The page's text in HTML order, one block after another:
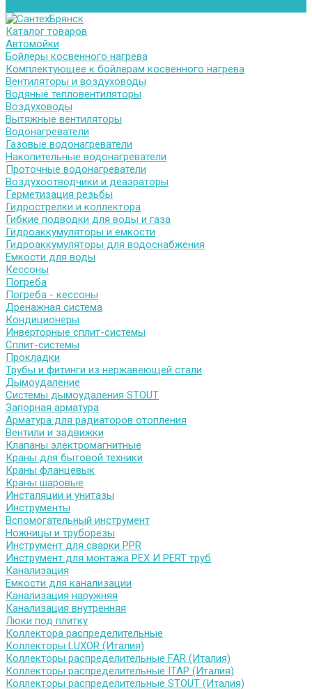
Каталог товаров
Автомойки
Бойлеры косвенного нагрева
Комплектующее к бойлерам косвенного нагрева
Вентиляторы и воздуховоды
Водяные тепловентиляторы
Воздуховоды
Вытяжные вентиляторы
Водонагреватели
Газовые водонагреватели
Накопительные водонагреватели
Проточные водонагреватели
Воздухоотводчики и деаэраторы
Герметизация резьбы
Гидрострелки и коллектора
Гибкие подводки для воды и газа
Гидроаккумуляторы и емкости
Гидроаккумуляторы для водоснабжения
Емкости для воды
Кессоны
Погреба
Погреба - кессоны
Дренажная система
Кондиционеры
Инверторные сплит-системы
Сплит-системы
Прокладки
Трубы и фитинги из нержавеющей стали
Дымоудаление
Системы дымоудаления STOUT
Запорная арматура
Арматура для радиаторов отопления
Вентили и задвижки
Клапаны электромагнитные
Краны для бытовой техники
Краны фланцевык
Краны шаровые
Инсталяции и унитазы
Инструменты
Вспомогательный инструмент
Ножницы и труборезы
Инструмент для сварки PPR
Инструмент для монтажа PEX И PERT труб
Канализация
Емкости для канализации
Канализация наружняя
Канализация внутренняя
Люки под плитку
Коллектора распределительные
Коллекторы LUXOR (Италия)
Коллекторы распределительные FAR (Италия)
Коллекторы распределительные ITAP (Италия)
Коллекторы распределительные STOUT (Италия)